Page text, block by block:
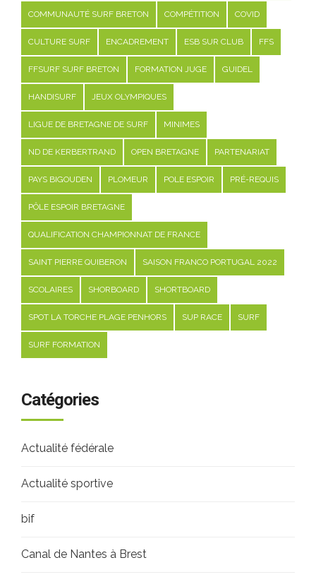
COMMUNAUTÉ SURF BRETON COMPÉTITION COVID
CULTURE SURF ENCADREMENT ESB SUR CLUB FFS
FFSURF SURF BRETON FORMATION JUGE GUIDEL
HANDISURF JEUX OLYMPIQUES
LIGUE DE BRETAGNE DE SURF MINIMES
ND DE KERBERTRAND OPEN BRETAGNE PARTENARIAT
PAYS BIGOUDEN PLOMEUR POLE ESPOIR PRÉ-REQUIS
PÔLE ESPOIR BRETAGNE
QUALIFICATION CHAMPIONNAT DE FRANCE
SAINT PIERRE QUIBERON SAISON FRANCO PORTUGAL 2022
SCOLAIRES SHORBOARD SHORTBOARD
SPOT LA TORCHE PLAGE PENHORS SUP RACE SURF
SURF FORMATION
Catégories
Actualité fédérale
Actualité sportive
bif
Canal de Nantes à Brest